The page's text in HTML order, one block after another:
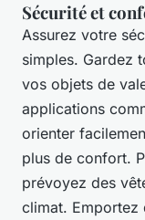
Sécurité et
Assurez votre
simples. Gardez
vos objets de
applications
orienter
plus de confort.
prévoyez des
climat. Emportez